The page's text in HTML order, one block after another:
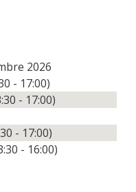
2026
- 17:00)
- 17:00)
- 17:00)
- 16:00)